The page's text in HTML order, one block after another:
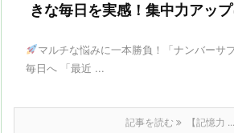
きな毎日を実感！集中力アップ
マルチな悩みに一本勝負！「ナンバーサ
毎日へ 「最近 ...
記事を読む 【記憶力 ...